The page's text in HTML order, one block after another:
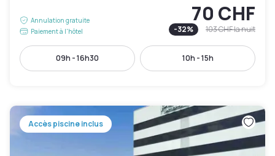
Annulation gratuite
Paiement à l'hôtel
70 CHF
-32% 103 CHFla nuit
09h - 16h30 10h - 15h
Accès piscine inclus